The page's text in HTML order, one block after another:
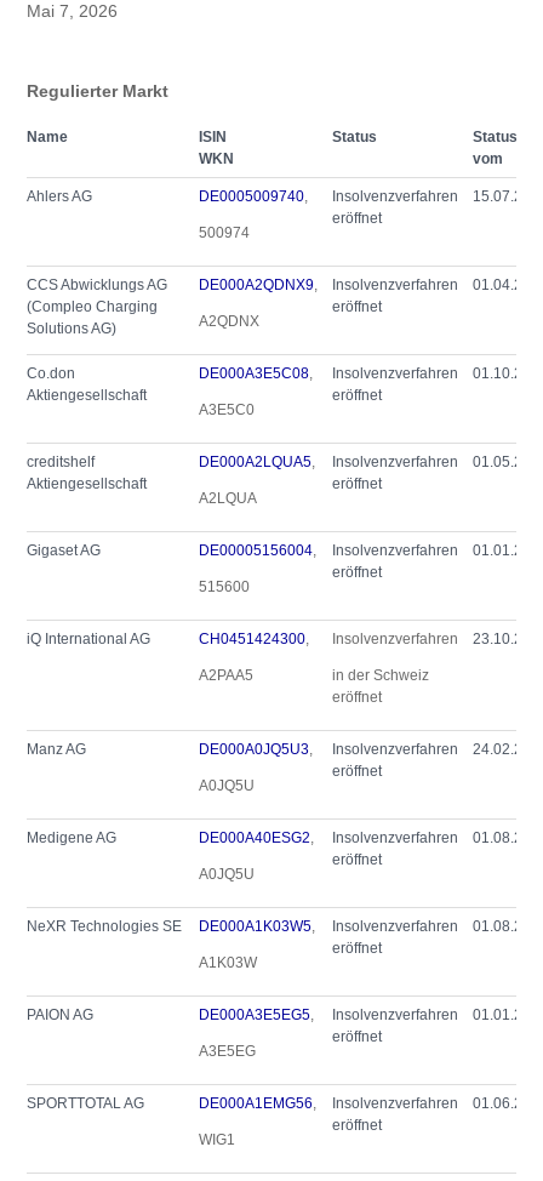
Mai 7, 2026
Regulierter Markt
Name
ISIN
WKN
Status
Status
vom
Ahlers AG DE0005009740
500974
Insolvenzverfahren
eröffnet
CCS Abwicklungs AG
(Compleo Charging
Solutions AG)
DE000A2QDNX9
A2QDNX
Insolvenzverfahren
eröffnet
Co.don
Aktiengesellschaft
DE000A3E5C08
A3E5C0
Insolvenzverfahren
eröffnet
creditshelf
Aktiengesellschaft
DE000A2LQUA5
A2LQUA
Insolvenzverfahren
eröffnet
Gigaset AG DE00005156004
515600
Insolvenzverfahren
eröffnet
iQ International AG CH0451424300
A2PAA5
Insolvenzverfahren
in der Schweiz
eröffnet
Manz AG DE000A0JQ5U3
A0JQ5U
Insolvenzverfahren
eröffnet
Medigene AG DE000A40ESG2
A0JQ5U
Insolvenzverfahren
eröffnet
NeXR Technologies SE DE000A1K03W5
A1K03W
Insolvenzverfahren
eröffnet
PAION AG DE000A3E5EG5
A3E5EG
Insolvenzverfahren
eröffnet
SPORTTOTAL AG DE000A1EMG56
WIG1
Insolvenzverfahren
eröffnet